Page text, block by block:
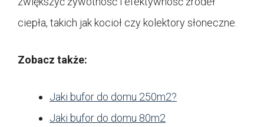
ciepła, takich jak kocioł czy kolektory słoneczne.
Zobacz także:
Jaki bufor do domu 250m2?
Jaki bufor do domu 80m2